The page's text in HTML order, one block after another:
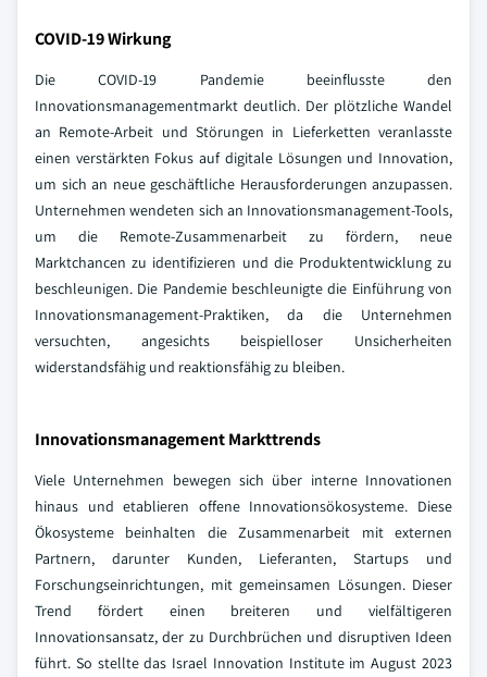
COVID-19 Wirkung
Die COVID-19 Pandemie beeinflusste den
Innovationsmanagementmarkt deutlich. Der plötzliche Wandel
an Remote-Arbeit und Störungen in Lieferketten veranlasste
einen verstärkten Fokus auf digitale Lösungen und Innovation,
um sich an neue geschäftliche Herausforderungen anzupassen.
Unternehmen wendeten sich an Innovationsmanagement-Tools,
um die Remote-Zusammenarbeit zu fördern, neue
Marktchancen zu identifizieren und die Produktentwicklung zu
beschleunigen. Die Pandemie beschleunigte die Einführung von
Innovationsmanagement-Praktiken, da die Unternehmen
versuchten, angesichts beispielloser Unsicherheiten
widerstandsfähig und reaktionsfähig zu bleiben.
Innovationsmanagement Markttrends
Viele Unternehmen bewegen sich über interne Innovationen
hinaus und etablieren offene Innovationsökosysteme. Diese
Ökosysteme beinhalten die Zusammenarbeit mit externen
Partnern, darunter Kunden, Lieferanten, Startups und
Forschungseinrichtungen, mit gemeinsamen Lösungen. Dieser
Trend fördert einen breiteren und vielfältigeren
Innovationsansatz, der zu Durchbrüchen und disruptiven Ideen
führt. So stellte das Israel Innovation Institute im August 2023